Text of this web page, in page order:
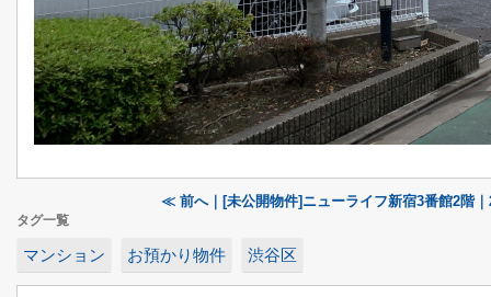
≪ 前へ｜[未公開物件]ニューライフ新宿3番館2階｜
タグ一覧
マンション お預かり物件 渋谷区